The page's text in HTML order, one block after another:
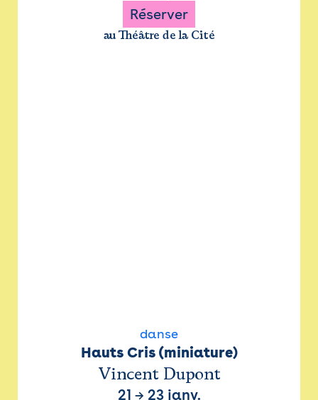
Réserver
au Théâtre de la Cité
danse
Hauts Cris (miniature)
Vincent Dupont
21 → 23 janv.